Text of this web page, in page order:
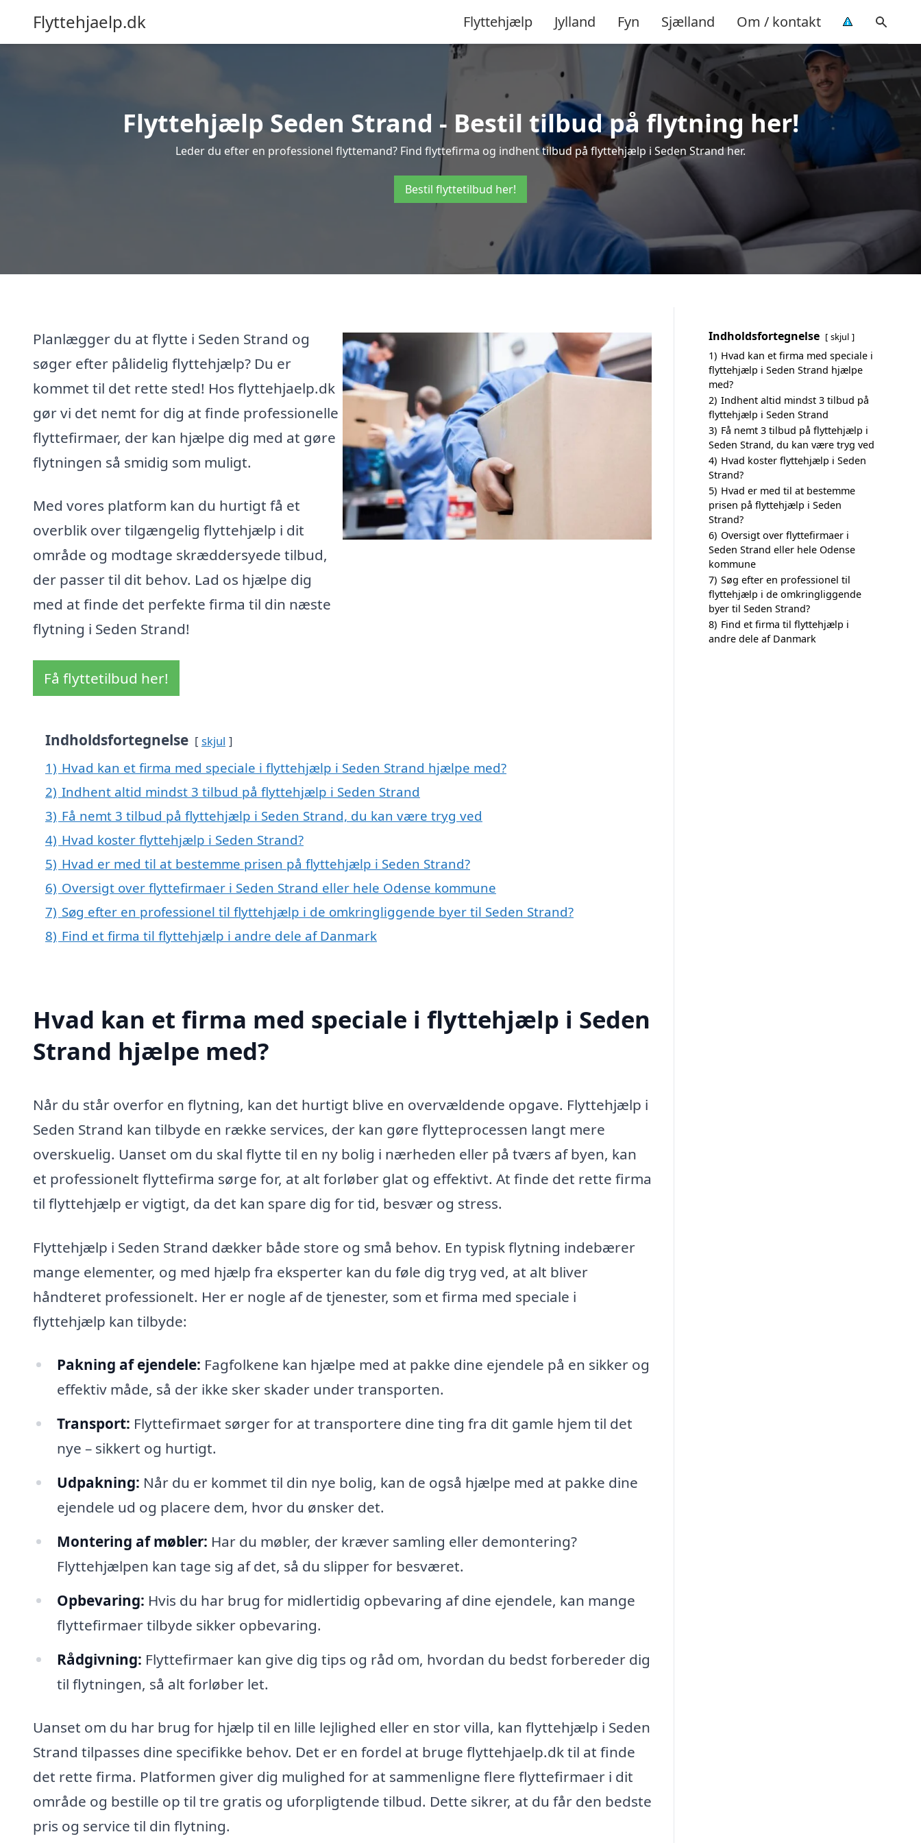
Flyttehjaelp.dk Flyttehjælp Jylland Fyn Sjælland Om / kontakt
Flyttehjælp Seden Strand - Bestil tilbud på flytning her!
Leder du efter en professionel flyttemand? Find flyttefirma og indhent tilbud på flyttehjælp i Seden Strand her.
Bestil flyttetilbud her!
Planlægger du at flytte i Seden Strand og
søger efter pålidelig flyttehjælp? Du er
kommet til det rette sted! Hos flyttehjaelp.dk
gør vi det nemt for dig at finde professionelle
flyttefirmaer, der kan hjælpe dig med at gøre
flytningen så smidig som muligt.
Med vores platform kan du hurtigt få et
overblik over tilgængelig flyttehjælp i dit
område og modtage skræddersyede tilbud,
der passer til dit behov. Lad os hjælpe dig
med at finde det perfekte firma til din næste
flytning i Seden Strand!
Få flyttetilbud her!
Indholdsfortegnelse skjul
1) Hvad kan et firma med speciale i flyttehjælp i Seden Strand hjælpe med?
2) Indhent altid mindst 3 tilbud på flyttehjælp i Seden Strand
3) Få nemt 3 tilbud på flyttehjælp i Seden Strand, du kan være tryg ved
4) Hvad koster flyttehjælp i Seden Strand?
5) Hvad er med til at bestemme prisen på flyttehjælp i Seden Strand?
6) Oversigt over flyttefirmaer i Seden Strand eller hele Odense kommune
7) Søg efter en professionel til flyttehjælp i de omkringliggende byer til Seden Strand?
8) Find et firma til flyttehjælp i andre dele af Danmark
Hvad kan et firma med speciale i flyttehjælp i Seden
Strand hjælpe med?
Når du står overfor en flytning, kan det hurtigt blive en overvældende opgave. Flyttehjælp i
Seden Strand kan tilbyde en række services, der kan gøre flytteprocessen langt mere
overskuelig. Uanset om du skal flytte til en ny bolig i nærheden eller på tværs af byen, kan
et professionelt flyttefirma sørge for, at alt forløber glat og effektivt. At finde det rette firma
til flyttehjælp er vigtigt, da det kan spare dig for tid, besvær og stress.
Flyttehjælp i Seden Strand dækker både store og små behov. En typisk flytning indebærer
mange elementer, og med hjælp fra eksperter kan du føle dig tryg ved, at alt bliver
håndteret professionelt. Her er nogle af de tjenester, som et firma med speciale i
flyttehjælp kan tilbyde:
Pakning af ejendele: Fagfolkene kan hjælpe med at pakke dine ejendele på en sikker og
effektiv måde, så der ikke sker skader under transporten.
Transport: Flyttefirmaet sørger for at transportere dine ting fra dit gamle hjem til det
nye – sikkert og hurtigt.
Udpakning: Når du er kommet til din nye bolig, kan de også hjælpe med at pakke dine
ejendele ud og placere dem, hvor du ønsker det.
Montering af møbler: Har du møbler, der kræver samling eller demontering?
Flyttehjælpen kan tage sig af det, så du slipper for besværet.
Opbevaring: Hvis du har brug for midlertidig opbevaring af dine ejendele, kan mange
flyttefirmaer tilbyde sikker opbevaring.
Rådgivning: Flyttefirmaer kan give dig tips og råd om, hvordan du bedst forbereder dig
til flytningen, så alt forløber let.
Uanset om du har brug for hjælp til en lille lejlighed eller en stor villa, kan flyttehjælp i Seden
Strand tilpasses dine specifikke behov. Det er en fordel at bruge flyttehjaelp.dk til at finde
det rette firma. Platformen giver dig mulighed for at sammenligne flere flyttefirmaer i dit
område og bestille op til tre gratis og uforpligtende tilbud. Dette sikrer, at du får den bedste
pris og service til din flytning.
Indholdsfortegnelse skjul
1) Hvad kan et firma med speciale i
flyttehjælp i Seden Strand hjælpe
med?
2) Indhent altid mindst 3 tilbud på
flyttehjælp i Seden Strand
3) Få nemt 3 tilbud på flyttehjælp i
Seden Strand, du kan være tryg ved
4) Hvad koster flyttehjælp i Seden
Strand?
5) Hvad er med til at bestemme
prisen på flyttehjælp i Seden
Strand?
6) Oversigt over flyttefirmaer i
Seden Strand eller hele Odense
kommune
7) Søg efter en professionel til
flyttehjælp i de omkringliggende
byer til Seden Strand?
8) Find et firma til flyttehjælp i
andre dele af Danmark